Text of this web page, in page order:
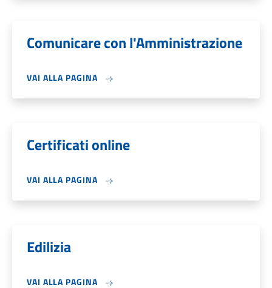
Comunicare con l'Amministrazione
VAI ALLA PAGINA
Certificati online
VAI ALLA PAGINA
Edilizia
VAI ALLA PAGINA